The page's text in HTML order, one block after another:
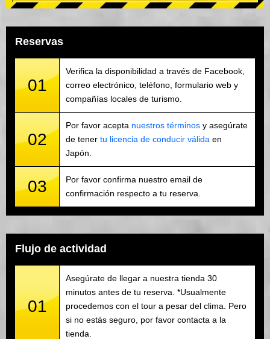
Reservas
01
Verifica la disponibilidad a través de Facebook,
correo electrónico, teléfono, formulario web y
compañías locales de turismo.
02
Por favor acepta nuestros términos y asegúrate
de tener tu licencia de conducir válida en
Japón.
03
Por favor confirma nuestro email de
confirmación respecto a tu reserva.
Flujo de actividad
01
Asegúrate de llegar a nuestra tienda 30
minutos antes de tu reserva. *Usualmente
procedemos con el tour a pesar del clima. Pero
si no estás seguro, por favor contacta a la
tienda.